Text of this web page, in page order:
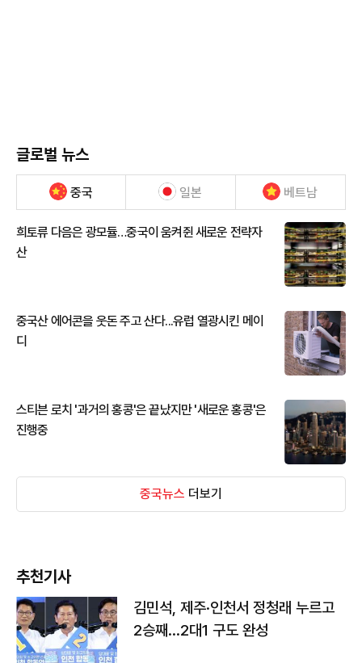
글로벌 뉴스
중국 일본 베트남
희토류 다음은 광모듈…중국이 움켜쥔 새로운 전략자
산
중국산 에어콘을 웃돈 주고 산다...유럽 열광시킨 메이
디
스티븐 로치 '과거의 홍콩'은 끝났지만 '새로운 홍콩'은
진행중
중국뉴스 더보기
추천기사
김민석, 제주·인천서 정청래 누르고
2승째…2대1 구도 완성